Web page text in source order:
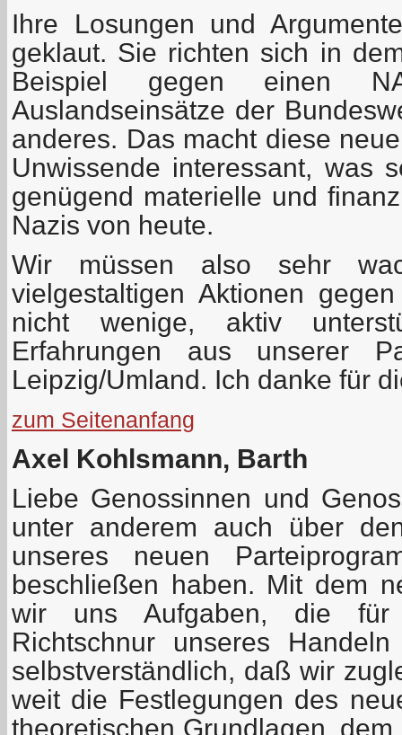
Ihre Losungen und
geklaut. Sie richten sich in
Beispiel gegen einen
Auslandseinsätze der
anderes. Das macht diese
Unwissende interessant, was
genügend materielle und
Nazis von heute.
Wir müssen also sehr
vielgestaltigen Aktionen
nicht wenige, aktiv
Erfahrungen aus unserer
Leipzig/Umland. Ich danke für
zum Seitenanfang
Axel Kohlsmann, Barth
Liebe Genossinnen und
unter anderem auch über
unseres neuen
beschließen haben. Mit dem
wir uns Aufgaben, die für
Richtschnur unseres
selbstverständlich, daß wir
weit die Festlegungen des
theoretischen Grundlagen,